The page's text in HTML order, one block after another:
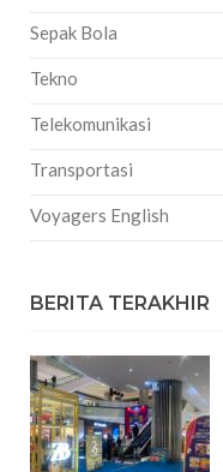
Sepak Bola
Tekno
Telekomunikasi
Transportasi
Voyagers English
BERITA TERAKHIR